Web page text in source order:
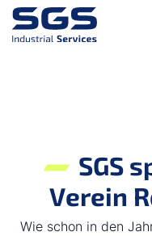
SGS
Verein
Wie schon in den